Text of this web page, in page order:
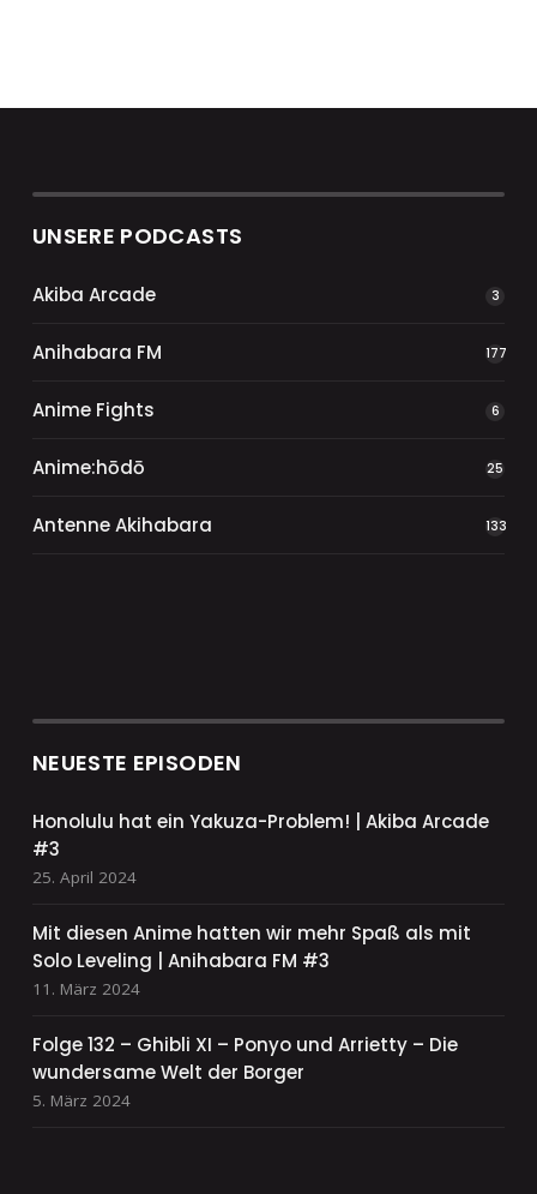
UNSERE PODCASTS
Akiba Arcade 3
Anihabara FM 177
Anime Fights 6
Anime:hōdō 25
Antenne Akihabara 133
NEUESTE EPISODEN
Honolulu hat ein Yakuza-Problem! | Akiba Arcade
#3
25. April 2024
Mit diesen Anime hatten wir mehr Spaß als mit
Solo Leveling | Anihabara FM #3
11. März 2024
Folge 132 – Ghibli XI – Ponyo und Arrietty – Die
wundersame Welt der Borger
5. März 2024